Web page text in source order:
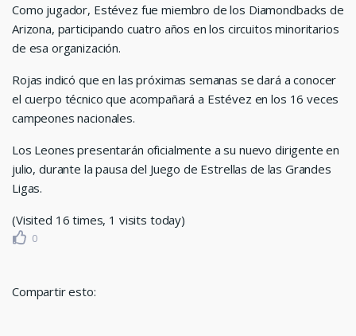
Como jugador, Estévez fue miembro de los Diamondbacks de
Arizona, participando cuatro años en los circuitos minoritarios
de esa organización.
Rojas indicó que en las próximas semanas se dará a conocer
el cuerpo técnico que acompañará a Estévez en los 16 veces
campeones nacionales.
Los Leones presentarán oficialmente a su nuevo dirigente en
julio, durante la pausa del Juego de Estrellas de las Grandes
Ligas.
(Visited 16 times, 1 visits today)
0
Compartir esto: